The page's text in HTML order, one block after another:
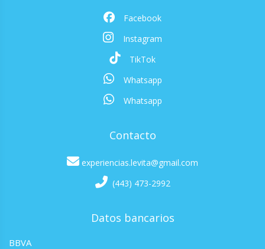
Facebook
Instagram
TikTok
Whatsapp
Whatsapp
Contacto
experiencias.levita@gmail.com
(443) 473-2992
Datos bancarios
BBVA